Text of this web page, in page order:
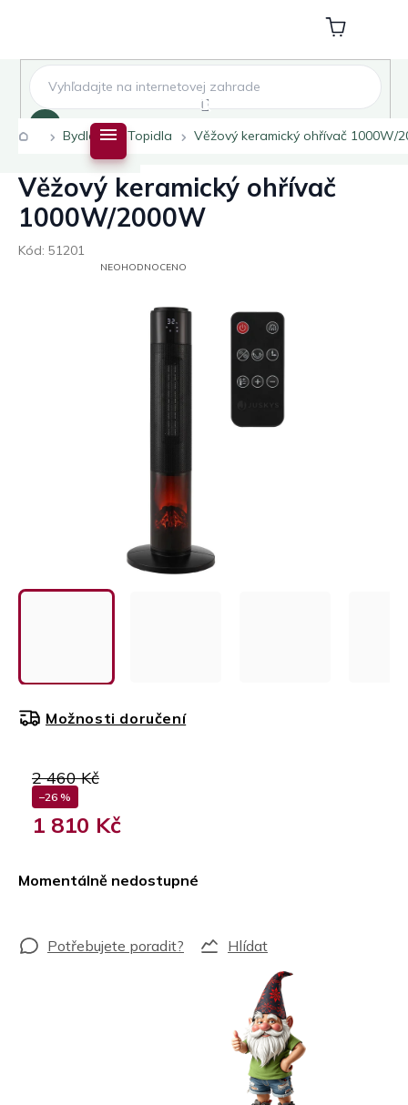
Nákupní
košík
DomůBydlení Topidla Věžový keramický ohřívač 1000W/
Věžový keramický ohřívač
1000W/2000W
Kód: 51201
PRŮMĚRNÉNEOHODNOCENO
2 460 Kč
–26 %
1 810 Kč
Momentálně nedostupné
Možnosti doručení
Hlídat